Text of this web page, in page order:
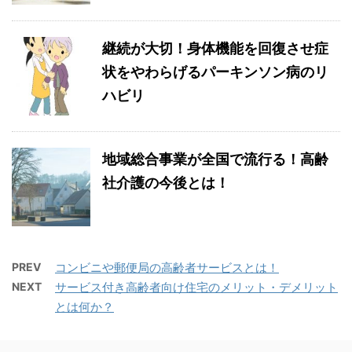
継続が大切！身体機能を回復させ症
状をやわらげるパーキンソン病のリ
ハビリ
地域総合事業が全国で流行る！高齢
社介護の今後とは！
PREV コンビニや郵便局の高齢者サービスとは！
NEXT
サービス付き高齢者向け住宅のメリット・デメリット
とは何か？